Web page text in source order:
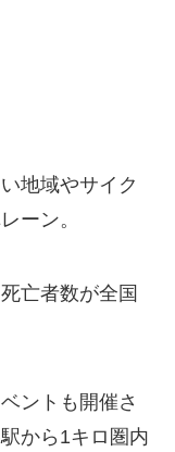
地域やサイク
ーン。
亡者数が全国
ントも開催さ
から1キロ圏内